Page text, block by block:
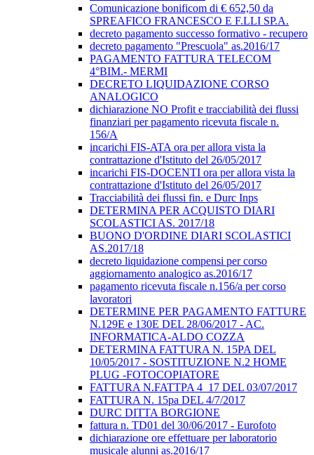
Comunicazione bonificom di € 652,50 da
SPREAFICO FRANCESCO E F.LLI SP.A.
decreto pagamento successo formativo - recupero
decreto pagamento "Prescuola" as.2016/17
PAGAMENTO FATTURA TELECOM
4°BIM.- MERMI
DECRETO LIQUIDAZIONE CORSO
ANALOGICO
dichiarazione NO Profit e tracciabilità dei flussi
finanziari per pagamento ricevuta fiscale n.
156/A
incarichi FIS-ATA ora per allora vista la
contrattazione d'Istituto del 26/05/2017
incarichi FIS-DOCENTI ora per allora vista la
contrattazione d'Istituto del 26/05/2017
Tracciabilità dei flussi fin. e Durc Inps
DETERMINA PER ACQUISTO DIARI
SCOLASTICI AS. 2017/18
BUONO D'ORDINE DIARI SCOLASTICI
AS.2017/18
decreto liquidazione compensi per corso
aggiornamento analogico as.2016/17
pagamento ricevuta fiscale n.156/a per corso
lavoratori
DETERMINE PER PAGAMENTO FATTURE
N.129E e 130E DEL 28/06/2017 - AC.
INFORMATICA-ALDO COZZA
DETERMINA FATTURA N. 15PA DEL
10/05/2017 - SOSTITUZIONE N.2 HOME
PLUG -FOTOCOPIATORE
FATTURA N.FATTPA 4_17 DEL 03/07/2017
FATTURA N. 15pa DEL 4/7/2017
DURC DITTA BORGIONE
fattura n. TD01 del 30/06/2017 - Eurofoto
dichiarazione ore effettuare per laboratorio
musicale alunni as.2016/17